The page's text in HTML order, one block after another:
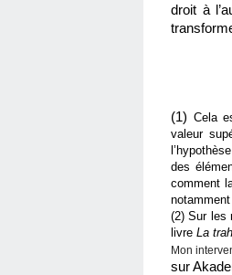
droit à
(1) Cela
valeur
des
comment
(2) Sur les
livre La
Mon
sur